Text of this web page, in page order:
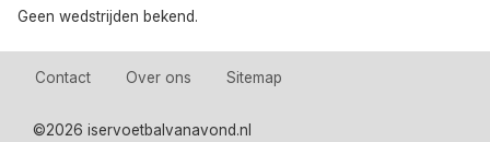
Geen wedstrijden bekend.
Contact Over ons Sitemap
©2026 iservoetbalvanavond.nl